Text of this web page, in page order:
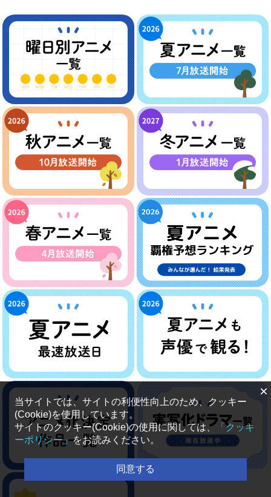
×
当サイトでは、サイトの利便性向上のため、クッキー
(Cookie)を使用しています。
サイトのクッキー(Cookie)の使用に関しては、 「クッキ
ーポリシー」をお読みください。
同意する